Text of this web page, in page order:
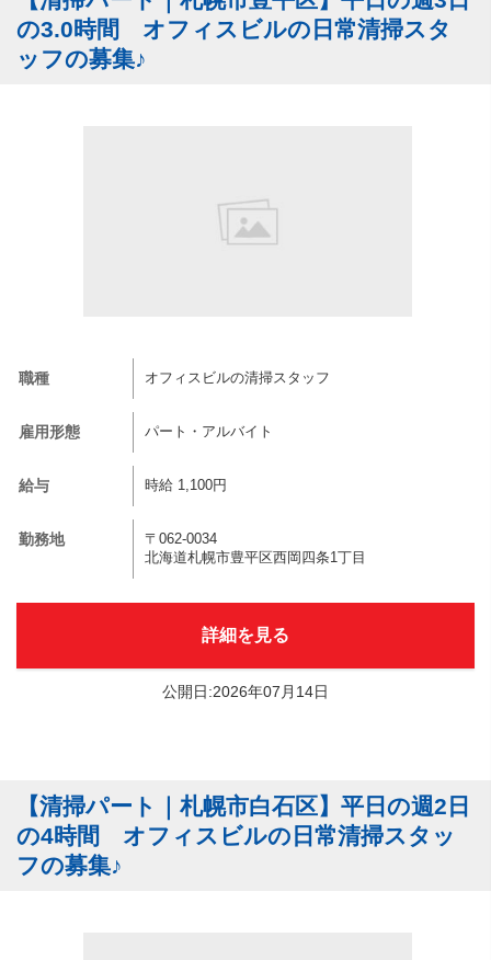
の3.0時間 オフィスビルの日常清掃スタ
ッフの募集♪
職種 オフィスビルの清掃スタッフ
雇用形態 パート・アルバイト
給与 時給 1,100円
勤務地
〒062-0034
北海道札幌市豊平区西岡四条1丁目
詳細を見る
公開日:2026年07月14日
【清掃パート｜札幌市白石区】平日の週2日
の4時間 オフィスビルの日常清掃スタッ
フの募集♪